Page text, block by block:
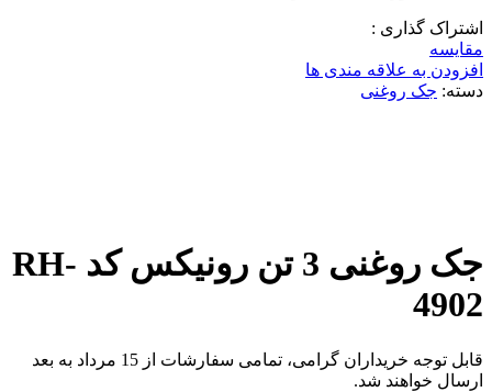
اشتراک گذاری :
مقایسه
افزودن به علاقه مندی ها
دسته: جک روغنی
جک روغنی 3 تن رونیکس کد RH-
4902
قابل توجه خریداران گرامی، تمامی سفارشات از 15 مرداد به بعد
ارسال خواهند شد.